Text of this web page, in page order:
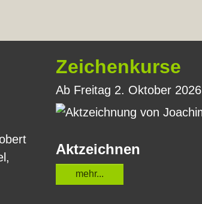
Zeichenkurse
Ab Freitag 2. Oktober 2026
Aktzeichnen
mehr...